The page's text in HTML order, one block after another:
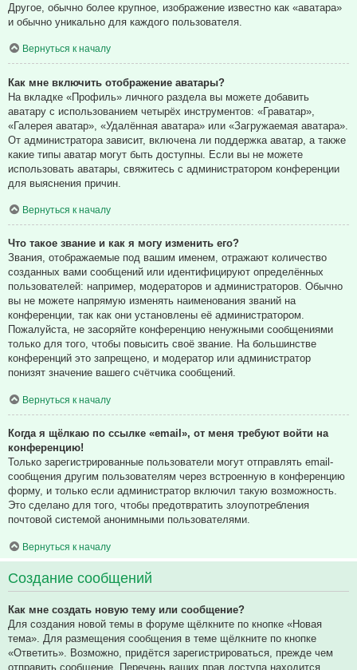
Другое, обычно более крупное, изображение известно как «аватара»
и обычно уникально для каждого пользователя.
Вернуться к началу
Как мне включить отображение аватары?
На вкладке «Профиль» личного раздела вы можете добавить
аватару с использованием четырёх инструментов: «Граватар»,
«Галерея аватар», «Удалённая аватара» или «Загружаемая аватара».
От администратора зависит, включена ли поддержка аватар, а также
какие типы аватар могут быть доступны. Если вы не можете
использовать аватары, свяжитесь с администратором конференции
для выяснения причин.
Вернуться к началу
Что такое звание и как я могу изменить его?
Звания, отображаемые под вашим именем, отражают количество
созданных вами сообщений или идентифицируют определённых
пользователей: например, модераторов и администраторов. Обычно
вы не можете напрямую изменять наименования званий на
конференции, так как они установлены её администратором.
Пожалуйста, не засоряйте конференцию ненужными сообщениями
только для того, чтобы повысить своё звание. На большинстве
конференций это запрещено, и модератор или администратор
понизят значение вашего счётчика сообщений.
Вернуться к началу
Когда я щёлкаю по ссылке «email», от меня требуют войти на
конференцию!
Только зарегистрированные пользователи могут отправлять email-
сообщения другим пользователям через встроенную в конференцию
форму, и только если администратор включил такую возможность.
Это сделано для того, чтобы предотвратить злоупотребления
почтовой системой анонимными пользователями.
Вернуться к началу
Создание сообщений
Как мне создать новую тему или сообщение?
Для создания новой темы в форуме щёлкните по кнопке «Новая
тема». Для размещения сообщения в теме щёлкните по кнопке
«Ответить». Возможно, придётся зарегистрироваться, прежде чем
отправить сообщение. Перечень ваших прав доступа находится